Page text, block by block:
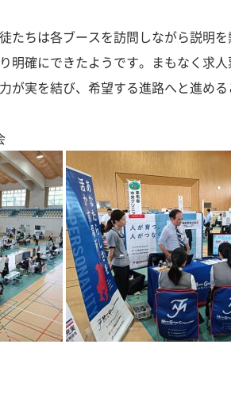
たちは各ブースを訪問しながら説明
明確にできたようです。まもなく求
が実を結び、希望する進路へと進める